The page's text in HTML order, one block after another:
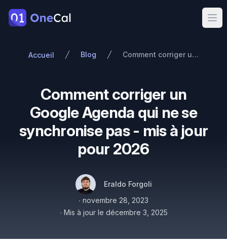
OneCal
Accueil Blog Comment corriger un Google Agenda qui ne se synchronise pas - mis à jour pour 2026
Comment corriger un
Google Agenda qui ne se
synchronise pas - mis à jour
pour 2026
Auteurs
Nom
Twitter
Eraldo Forgoli
Publié le
∙ novembre 28, 2023
∙ Mis à jour le décembre 3, 2025